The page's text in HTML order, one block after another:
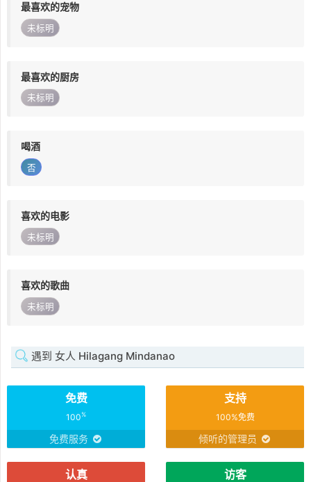
最喜欢的宠物
未标明
最喜欢的厨房
未标明
喝酒
否
喜欢的电影
未标明
喜欢的歌曲
未标明
遇到 女人 Hilagang Mindanao
免费
100%
免费服务
支持
100%免费
倾听的管理员
认真 访客